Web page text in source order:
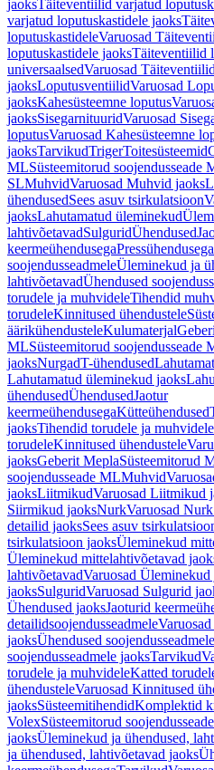
jaoksTäiteventiilid varjatud
varjatud loputuskastidele jaoks
loputuskastideleVaruosad
loputuskastidele jaoksTäiteventiilid
universaalsedVaruosad
jaoksLoputusventiilidVaruosad
jaoksKahesüsteemne loputus
jaoksSisegarnituuridVaruosad
loputusVaruosad Kahesüsteemne
jaoksTarvikudTrigerToitesüsteemid
MLSüsteemitorud soojendusseade
SLMuhvidVaruosad Muhvid jaoks
ühendusedSees asuv tsirkulatsioon
jaoksLahutamatud üleminekud
lahtivõetavadSulguridÜhendused
keermeühendusega
soojendusseadmeleÜleminekud ja
lahtivõetavadÜhendused
torudele ja muhvideleTihendid
torudeleKinnitused ühendustele
äärikühendusteleKulumaterjal
MLSüsteemitorud soojendusseade
jaoksNurgadT-ühendused
Lahutamatud üleminekud jaoks
ühendusedÜhendusedJaotur
keermeühendusegaKütteühendused
jaoksTihendid torudele ja muhvidele
torudeleKinnitused ühendustele
jaoksGeberit MeplaSüsteemitorud
soojendusseade MLMuhvid
jaoksLiitmikudVaruosad Liitmikud
Siirmikud jaoksNurkVaruosad
detailid jaoksSees asuv
tsirkulatsioon jaoksÜleminekud
Üleminekud mittelahtivõetavad
lahtivõetavadVaruosad Üleminekud
jaoksSulguridVaruosad Sulgurid
Ühendused jaoksJaoturid
detailidsoojendusseadmele
jaoksÜhendused soojendusseadmele
soojendusseadmele jaoksTarvikud
torudele ja muhvideleKatted
ühendusteleVaruosad Kinnitused
jaoksSüsteemitihendidKomplektid
VolexSüsteemitorud
jaoksÜleminekud ja ühendused,
ja ühendused, lahtivõetavad jaoks